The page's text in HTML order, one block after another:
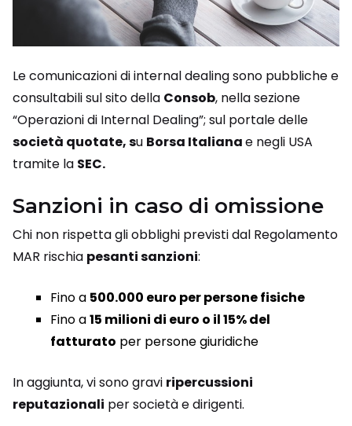
Le comunicazioni di internal dealing sono pubbliche e
consultabili sul sito della Consob, nella sezione
“Operazioni di Internal Dealing”; sul portale delle
società quotate, su Borsa Italianae negli USA
tramite la SEC.
Sanzioni in caso di omissione
Chi non rispetta gli obblighi previsti dal Regolamento
MAR rischia pesanti sanzioni:
Fino a 500.000 euro per persone fisiche
Fino a15 milioni di euro o il 15% del
fatturato per persone giuridiche
In aggiunta, vi sono gravi ripercussioni
reputazionali per società e dirigenti.